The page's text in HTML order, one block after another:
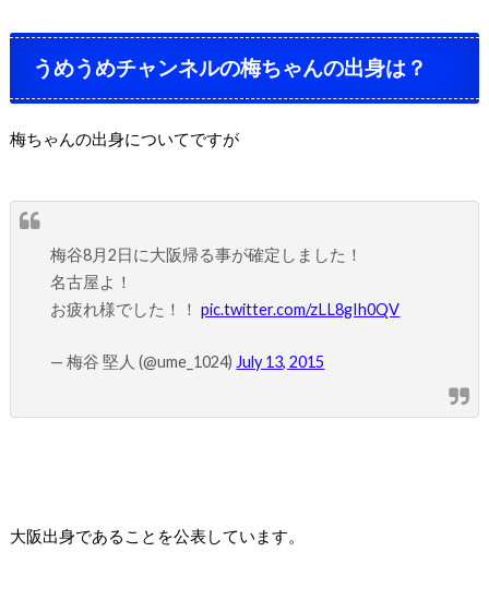
うめうめチャンネルの梅ちゃんの出身は？
梅ちゃんの出身についてですが
梅谷8月2日に大阪帰る事が確定しました！
名古屋よ！
お疲れ様でした！！pic.twitter.com/zLL8gIh0QV
— 梅谷 堅人 (@ume_1024) July 13, 2015
大阪出身であることを公表しています。